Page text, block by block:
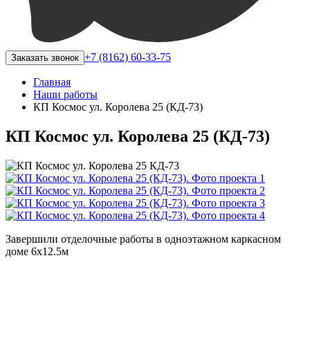
Заказать звонок +7 (8162) 60-33-75
Главная
Наши работы
КП Космос ул. Королева 25 (КД-73)
КП Космос ул. Королева 25 (КД-73)
Завершили отделочные работы в одноэтажном каркасном
доме 6х12.5м